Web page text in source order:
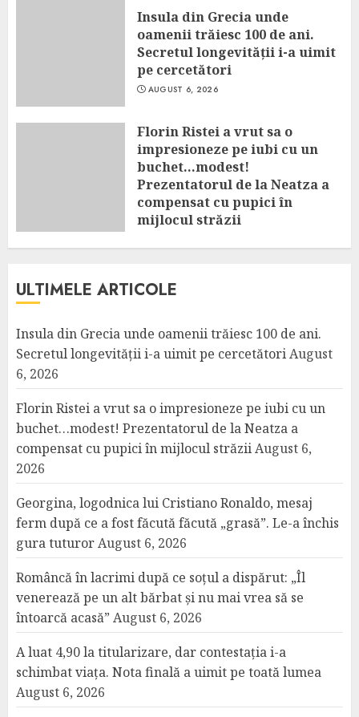
Insula din Grecia unde
oamenii trăiesc 100 de ani.
Secretul longevității i-a uimit
pe cercetători
AUGUST 6, 2026
Florin Ristei a vrut sa o
impresioneze pe iubi cu un
buchet…modest!
Prezentatorul de la Neatza a
compensat cu pupici în
mijlocul străzii
ULTIMELE ARTICOLE
Insula din Grecia unde oamenii trăiesc 100 de ani.
Secretul longevității i-a uimit pe cercetătoriAugust
6, 2026
Florin Ristei a vrut sa o impresioneze pe iubi cu un
buchet…modest! Prezentatorul de la Neatza a
compensat cu pupici în mijlocul străziiAugust 6,
2026
Georgina, logodnica lui Cristiano Ronaldo, mesaj
ferm după ce a fost făcută făcută „grasă”. Le-a închis
gura tuturorAugust 6, 2026
Româncă în lacrimi după ce soțul a dispărut: „Îl
venerează pe un alt bărbat și nu mai vrea să se
întoarcă acasă” August 6, 2026
A luat 4,90 la titularizare, dar contestația i-a
schimbat viața. Nota finală a uimit pe toată lumea
August 6, 2026